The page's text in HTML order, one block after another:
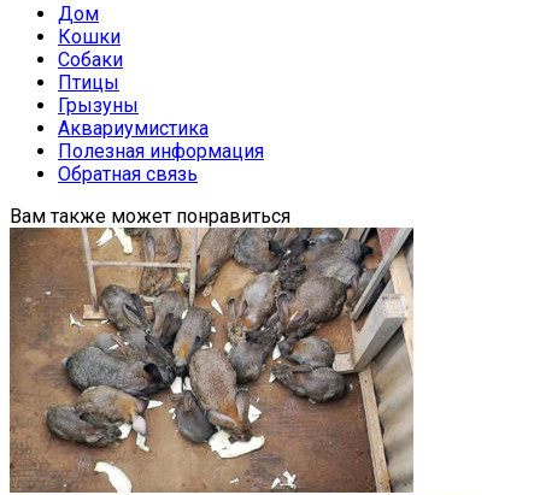
Дом
Кошки
Собаки
Птицы
Грызуны
Аквариумистика
Полезная информация
Обратная связь
Вам также может понравиться